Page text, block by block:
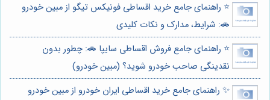
⭐️ راهنمای جامع خرید اقساطی فونیکس تیگو از مبین خودرو
🚗: شرایط، مدارک و نکات کلیدی
⭐️ راهنمای جامع فروش اقساطی سایپا 🚗: چطور بدون
نقدینگی صاحب خودرو شوید؟ (مبین خودرو)
✨ راهنمای جامع خرید اقساطی ایران خودرو از مبین خودرو